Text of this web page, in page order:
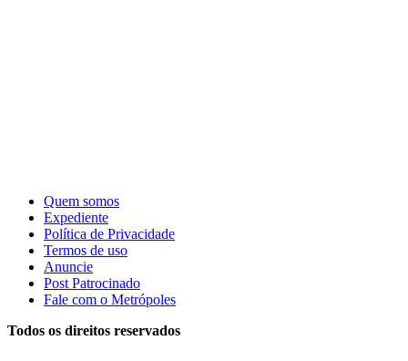
Quem somos
Expediente
Política de Privacidade
Termos de uso
Anuncie
Post Patrocinado
Fale com o Metrópoles
Todos os direitos reservados